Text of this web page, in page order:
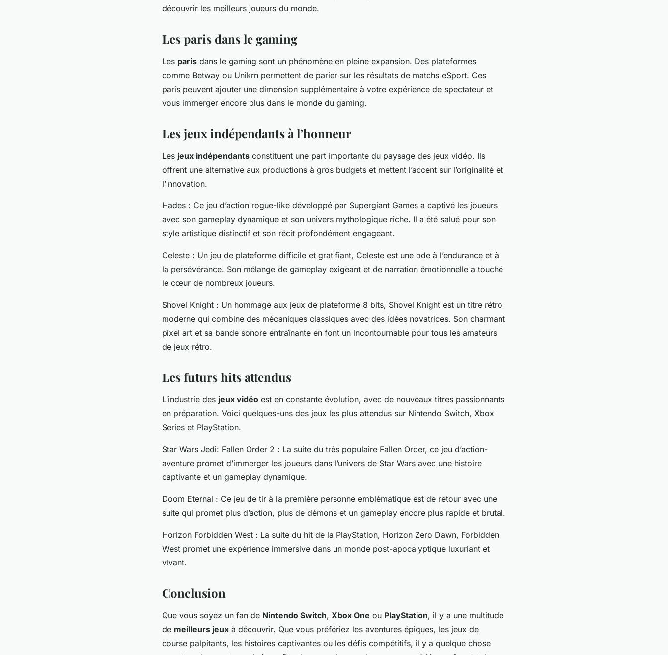
découvrir les meilleurs joueurs du monde.
Les paris dans le gaming
Les paris dans le gaming sont un phénomène en pleine expansion. Des plateformes
comme Betway ou Unikrn permettent de parier sur les résultats de matchs eSport. Ces
paris peuvent ajouter une dimension supplémentaire à votre expérience de spectateur et
vous immerger encore plus dans le monde du gaming.
Les jeux indépendants à l’honneur
Les jeux indépendants constituent une part importante du paysage des jeux vidéo. Ils
offrent une alternative aux productions à gros budgets et mettent l’accent sur l’originalité et
l’innovation.
Hades : Ce jeu d’action rogue-like développé par Supergiant Games a captivé les joueurs
avec son gameplay dynamique et son univers mythologique riche. Il a été salué pour son
style artistique distinctif et son récit profondément engageant.
Celeste : Un jeu de plateforme difficile et gratifiant, Celeste est une ode à l’endurance et à
la persévérance. Son mélange de gameplay exigeant et de narration émotionnelle a touché
le cœur de nombreux joueurs.
Shovel Knight : Un hommage aux jeux de plateforme 8 bits, Shovel Knight est un titre rétro
moderne qui combine des mécaniques classiques avec des idées novatrices. Son charmant
pixel art et sa bande sonore entraînante en font un incontournable pour tous les amateurs
de jeux rétro.
Les futurs hits attendus
L’industrie des jeux vidéo est en constante évolution, avec de nouveaux titres passionnants
en préparation. Voici quelques-uns des jeux les plus attendus sur Nintendo Switch, Xbox
Series et PlayStation.
Star Wars Jedi: Fallen Order 2 : La suite du très populaire Fallen Order, ce jeu d’action-
aventure promet d’immerger les joueurs dans l’univers de Star Wars avec une histoire
captivante et un gameplay dynamique.
Doom Eternal : Ce jeu de tir à la première personne emblématique est de retour avec une
suite qui promet plus d’action, plus de démons et un gameplay encore plus rapide et brutal.
Horizon Forbidden West : La suite du hit de la PlayStation, Horizon Zero Dawn, Forbidden
West promet une expérience immersive dans un monde post-apocalyptique luxuriant et
vivant.
Conclusion
Que vous soyez un fan de Nintendo Switch, Xbox One ou PlayStation, il y a une multitude
de meilleurs jeux à découvrir. Que vous préfériez les aventures épiques, les jeux de
course palpitants, les histoires captivantes ou les défis compétitifs, il y a quelque chose